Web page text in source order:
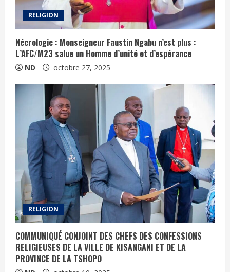
RELIGION
Nécrologie : Monseigneur Faustin Ngabu n’est plus :
L’AFC/M23 salue un Homme d’unité et d’espérance
ND octobre 27, 2025
RELIGION
COMMUNIQUÉ CONJOINT DES CHEFS DES CONFESSIONS
RELIGIEUSES DE LA VILLE DE KISANGANI ET DE LA
PROVINCE DE LA TSHOPO